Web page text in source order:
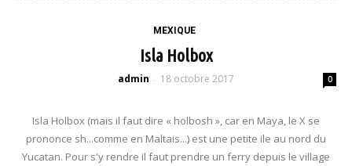
MEXIQUE
Isla Holbox
admin - 18 octobre 2017 0
Isla Holbox (mais il faut dire « holbosh », car en Maya, le X se
prononce sh...comme en Maltais...) est une petite ile au nord du
Yucatan. Pour s'y rendre il faut prendre un ferry depuis le village